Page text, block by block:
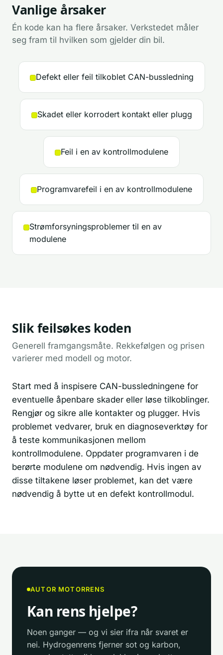
Vanlige årsaker
Én kode kan ha flere årsaker. Verkstedet måler
seg fram til hvilken som gjelder din bil.
Defekt eller feil tilkoblet CAN-bussledning
Skadet eller korrodert kontakt eller plugg
Feil i en av kontrollmodulene
Programvarefeil i en av kontrollmodulene
Strømforsyningsproblemer til en av
modulene
Slik feilsøkes koden
Generell framgangsmåte. Rekkefølgen og prisen
varierer med modell og motor.
Start med å inspisere CAN-bussledningene for
eventuelle åpenbare skader eller løse tilkoblinger.
Rengjør og sikre alle kontakter og plugger. Hvis
problemet vedvarer, bruk en diagnoseverktøy for
å teste kommunikasjonen mellom
kontrollmodulene. Oppdater programvaren i de
berørte modulene om nødvendig. Hvis ingen av
disse tiltakene løser problemet, kan det være
nødvendig å bytte ut en defekt kontrollmodul.
AUTOR MOTORRENS
Kan rens hjelpe?
Noen ganger — og vi sier ifra når svaret er
nei. Hydrogenrens fjerner sot og karbon,